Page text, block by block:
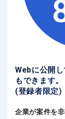
Webに公開
もできます。
(登録者限定)
企業が案件を